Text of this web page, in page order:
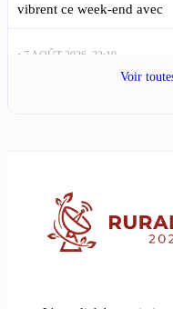
vibrent ce week-end avec
• 7 AOÛT 2026, 23:10
Incendie en Lozère, fièvre
menacés en Lozère : Ce
à proximité du
Voir